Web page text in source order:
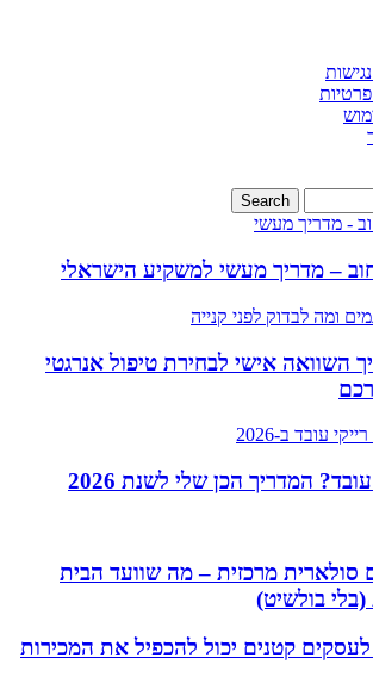
פרטיות
– מדריך מעשי למשקיע הישראלי
2026: מדריך השוואה אישי לבחירת טיפול אנרגטי
המדריך הכן שלי לשנת 2026
סולארית מרכזית – מה שוועד הבית
בולשיט)
לעסקים קטנים יכול להכפיל את המכירות